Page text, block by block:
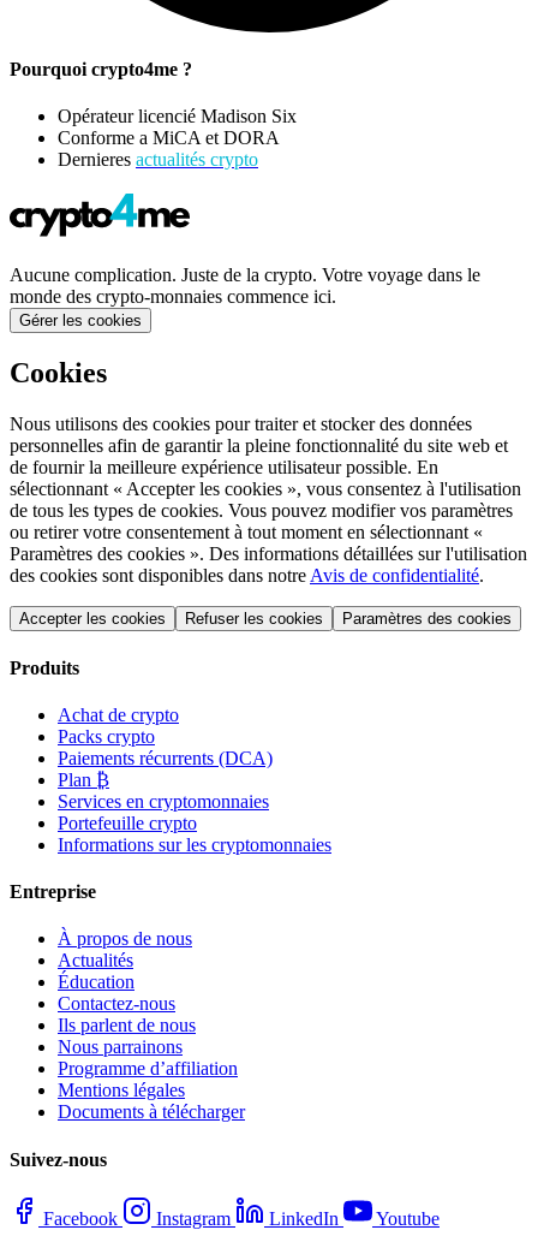
Pourquoi crypto4me ?
Opérateur licencié Madison Six
Conforme a MiCA et DORA
Dernieres actualités crypto
Aucune complication. Juste de la crypto. Votre voyage dans le
monde des crypto-monnaies commence ici.
Gérer les cookies
Cookies
Nous utilisons des cookies pour traiter et stocker des données
personnelles afin de garantir la pleine fonctionnalité du site web et
de fournir la meilleure expérience utilisateur possible. En
sélectionnant « Accepter les cookies », vous consentez à l'utilisation
de tous les types de cookies. Vous pouvez modifier vos paramètres
ou retirer votre consentement à tout moment en sélectionnant «
Paramètres des cookies ». Des informations détaillées sur l'utilisation
des cookies sont disponibles dans notre Avis de confidentialité.
Accepter les cookies Refuser les cookies Paramètres des cookies
Produits
Achat de crypto
Packs crypto
Paiements récurrents (DCA)
Plan ₿
Services en cryptomonnaies
Portefeuille crypto
Informations sur les cryptomonnaies
Entreprise
À propos de nous
Actualités
Éducation
Contactez-nous
Ils parlent de nous
Nous parrainons
Programme d’affiliation
Mentions légales
Documents à télécharger
Suivez-nous
Facebook Instagram LinkedIn Youtube